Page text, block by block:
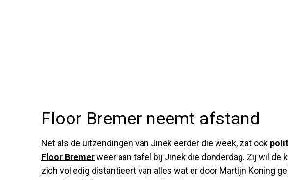
Floor Bremer neemt afstand
Net als de uitzendingen van Jinek eerder die week, zat ook
Floor Bremerweer aan tafel bij Jinek die donderdag. Zij wil de
zich volledig distantieert van alles wat er door Martijn Koning